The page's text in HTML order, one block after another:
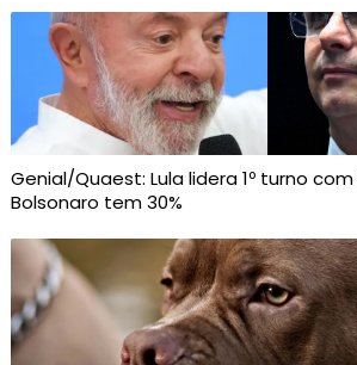
Genial/Quaest: Lula lidera 1º turno com
Bolsonaro tem 30%